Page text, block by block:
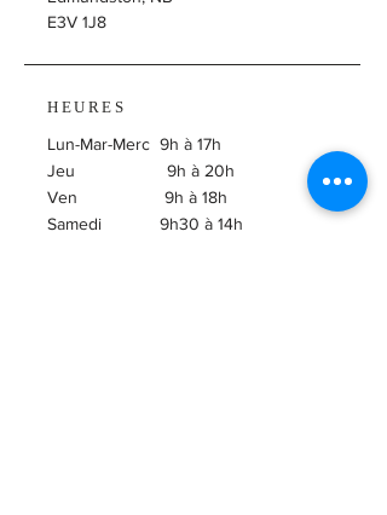
E3V 1J8
HEURES
Lun-Mar-Merc 9h à 17h
Jeu 9h à 20h
Ven 9h à 18h
Samedi 9h30 à 14h